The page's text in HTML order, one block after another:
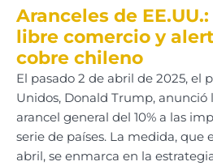
Aranceles de
libre comercio y
cobre chileno
El pasado 2 de abril de 2025, el
Unidos, Donald Trump, anunció
arancel general del 10% a las
serie de países. La medida, que
abril, se enmarca en la